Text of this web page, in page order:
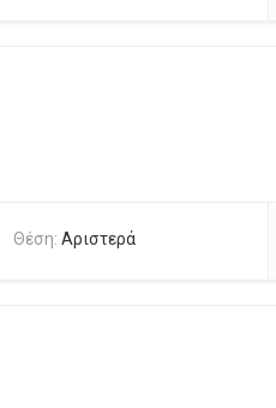
Θέση: Αριστερά